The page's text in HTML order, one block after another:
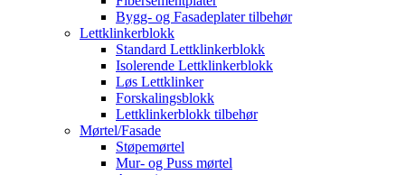
Bygg- og Fasadeplater tilbehør
Lettklinkerblokk
Standard Lettklinkerblokk
Isolerende Lettklinkerblokk
Løs Lettklinker
Forskalingsblokk
Lettklinkerblokk tilbehør
Mørtel/Fasade
Støpemørtel
Mur- og Puss mørtel